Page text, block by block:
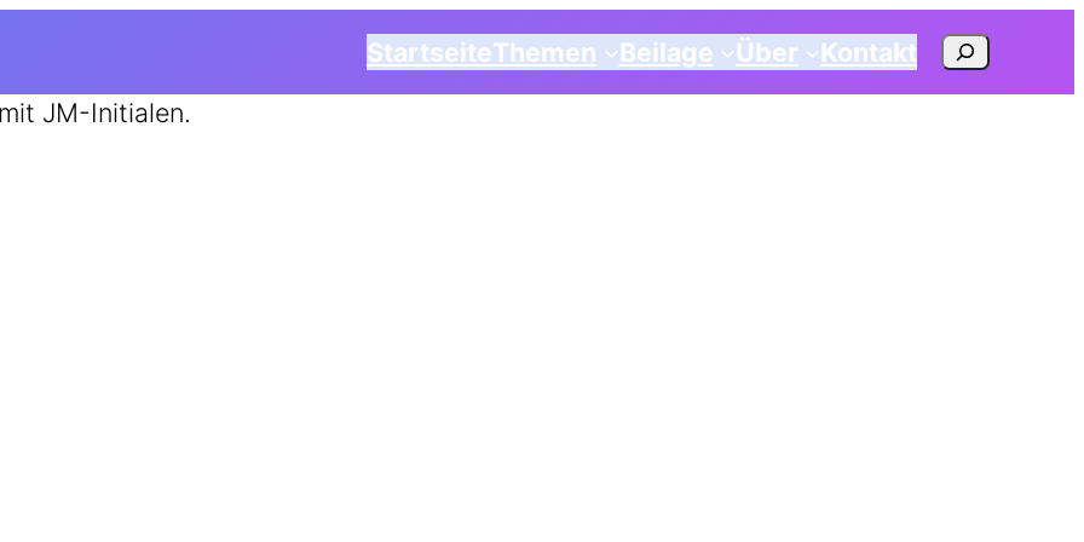
StartseiteThemen Beilage Über Kontakt Suchen